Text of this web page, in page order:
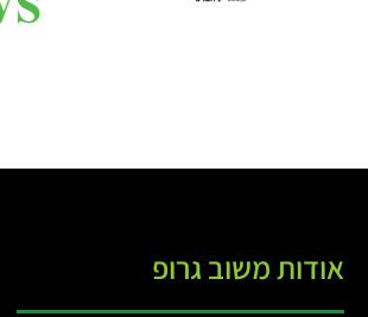
אודות משוב גרופ